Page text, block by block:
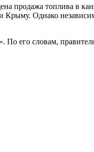
продажа топлива в
Однако
его словам,